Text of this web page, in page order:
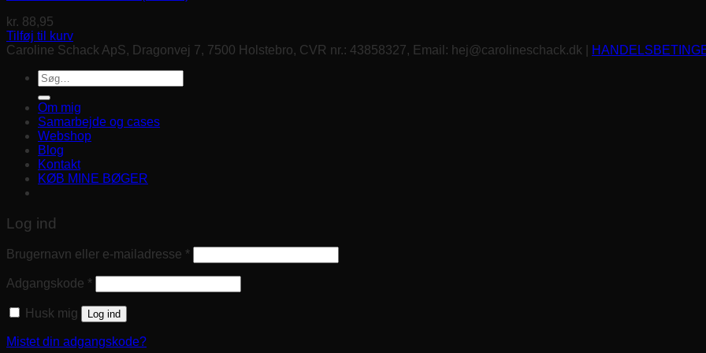
kr. 88,95
Tilføj til kurv
Caroline Schack ApS, Dragonvej 7, 7500 Holstebro, CVR nr.: 43858327, Email: hej@carolineschack.dk |
Søg
efter:
Om mig
Samarbejde og cases
Webshop
Blog
Kontakt
KØB MINE BØGER
Log ind
Brugernavn eller e-mailadresse *
Adgangskode *
Husk mig Log ind
Mistet din adgangskode?